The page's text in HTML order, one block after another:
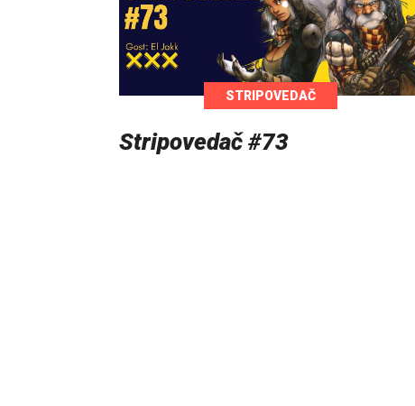
STRIPOVEDAČ
Stripovedač #73